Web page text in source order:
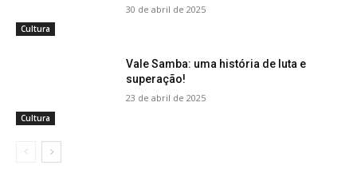
Cultura
30 de abril de 2025
Cultura
Vale Samba: uma história de luta e
superação!
23 de abril de 2025